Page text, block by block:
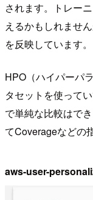
されます。トレー
えるかもしれませ
を反映しています。
HPO（ハイパーパ
タセットを使って
で単純な比較はで
てCoverageなどの
aws-user-